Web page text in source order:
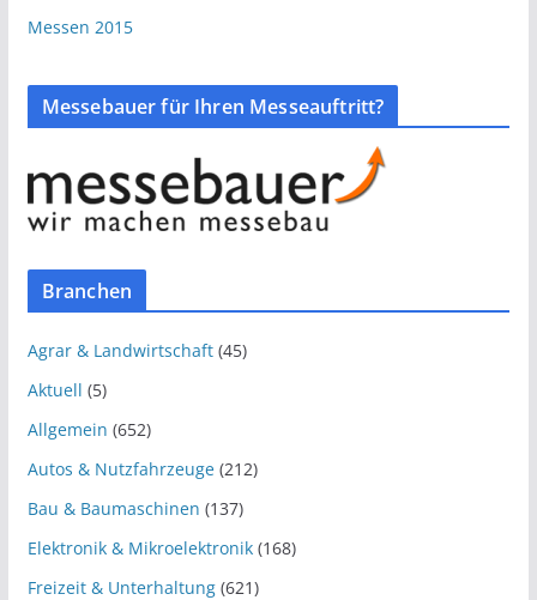
Messen 2015
Messebauer für Ihren Messeauftritt?
Branchen
Agrar & Landwirtschaft(45)
Aktuell (5)
Allgemein (652)
Autos & Nutzfahrzeuge(212)
Bau & Baumaschinen (137)
Elektronik & Mikroelektronik(168)
Freizeit & Unterhaltung(621)